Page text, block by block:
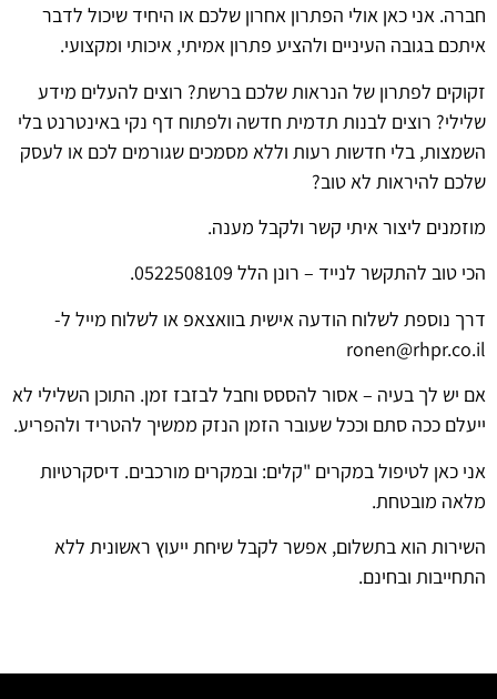
חברה. אני כאן אולי הפתרון אחרון שלכם או היחיד שיכול לדבר
איתכם בגובה העיניים ולהציע פתרון אמיתי, איכותי ומקצועי.
זקוקים לפתרון של הנראות שלכם ברשת? רוצים להעלים מידע
שלילי? רוצים לבנות תדמית חדשה ולפתוח דף נקי באינטרנט בלי
השמצות, בלי חדשות רעות וללא מסמכים שגורמים לכם או לעסק
שלכם להיראות לא טוב?
מוזמנים ליצור איתי קשר ולקבל מענה.
הכי טוב להתקשר לנייד – רונן הלל 0522508109.
דרך נוספת לשלוח הודעה אישית בוואצאפ או לשלוח מייל ל-
ronen@rhpr.co.il
אם יש לך בעיה – אסור להססס וחבל לבזבז זמן. התוכן השלילי לא
ייעלם ככה סתם וככל שעובר הזמן הנזק ממשיך להטריד ולהפריע.
אני כאן לטיפול במקרים "קלים: ובמקרים מורכבים. דיסקרטיות
מלאה מובטחת.
השירות הוא בתשלום, אפשר לקבל שיחת ייעוץ ראשונית ללא
התחייבות ובחינם.